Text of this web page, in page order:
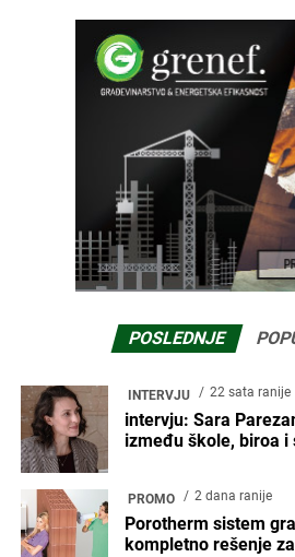
POSLEDNJE
INTERVJU 22 sata ranije
intervju: Sara
između škole, biroa i
PROMO 2 dana ranije
Porotherm sistem
kompletno rešenje